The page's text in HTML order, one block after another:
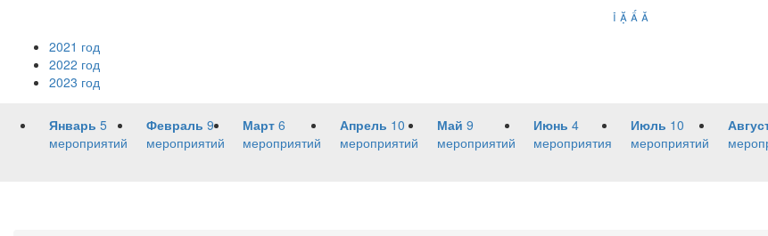
   
2021 год
2022 год
2023 год
Январь 5
мероприятий
Февраль 9
мероприятий
Март 6
мероприятий
Апрель 10
мероприятий
Май 9
мероприятий
Июнь 4
мероприятия
Июль 10
мероприятий